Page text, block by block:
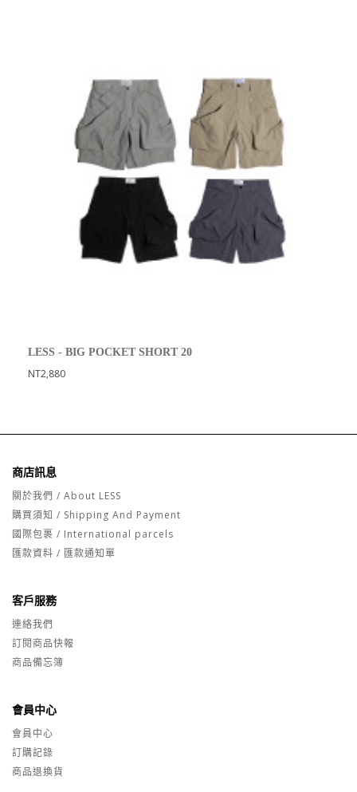
LESS - BIG POCKET SHORT 20
NT2,880
商店訊息
關於我們 / About LESS
購買須知 / Shipping And Payment
國際包裹 / International parcels
匯款資料 / 匯款通知單
客戶服務
連絡我們
訂閱商品快報
商品備忘簿
會員中心
會員中心
訂購記錄
商品退換貨